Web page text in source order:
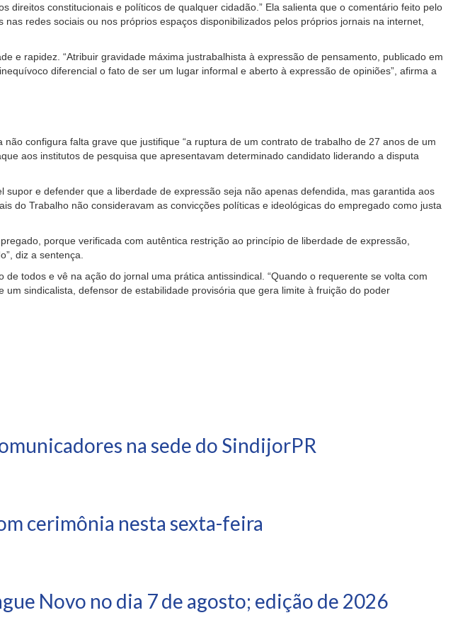
constitucionais e políticos de qualquer cidadão.” Ela salienta que o comentário feito pelo
redes sociais ou nos próprios espaços disponibilizados pelos próprios jornais na internet,
e rapidez. “Atribuir gravidade máxima justrabalhista à expressão de pensamento, publicado em
diferencial o fato de ser um lugar informal e aberto à expressão de opiniões”, afirma a
configura falta grave que justifique “a ruptura de um contrato de trabalho de 27 anos de um
aos institutos de pesquisa que apresentavam determinado candidato liderando a disputa
e defender que a liberdade de expressão seja não apenas defendida, mas garantida aos
do Trabalho não consideravam as convicções políticas e ideológicas do empregado como justa
porque verificada com autêntica restrição ao princípio de liberdade de expressão,
diz a sentença.
todos e vê na ação do jornal uma prática antissindical. “Quando o requerente se volta com
sindicalista, defensor de estabilidade provisória que gera limite à fruição do poder
na sede do SindijorPR
cerimônia nesta sexta-feira
Novo no dia 7 de agosto; edição de 2026